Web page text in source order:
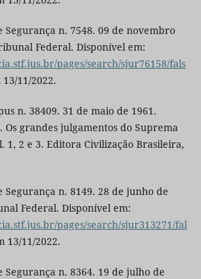
Segurança n. 7548. 09 de novembro
Federal. Disponível em:
pages/search/sjur76158/fals
11/2022.
n. 38409. 31 de maio de 1961.
Os grandes julgamentos do Suprema
1, 2 e 3. Editora Civilização Brasileira,
Segurança n. 8149. 28 de junho de
Federal. Disponível em:
pages/search/sjur313271/fal
13/11/2022.
Segurança n. 8364. 19 de julho de